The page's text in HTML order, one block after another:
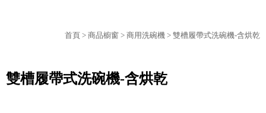
首頁 > 商品櫥窗 > 商用洗碗機 > 雙槽履帶式洗碗機-含烘乾
雙槽履帶式洗碗機-含烘乾